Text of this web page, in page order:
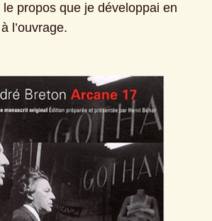
propos que je développai en
l’ouvrage.